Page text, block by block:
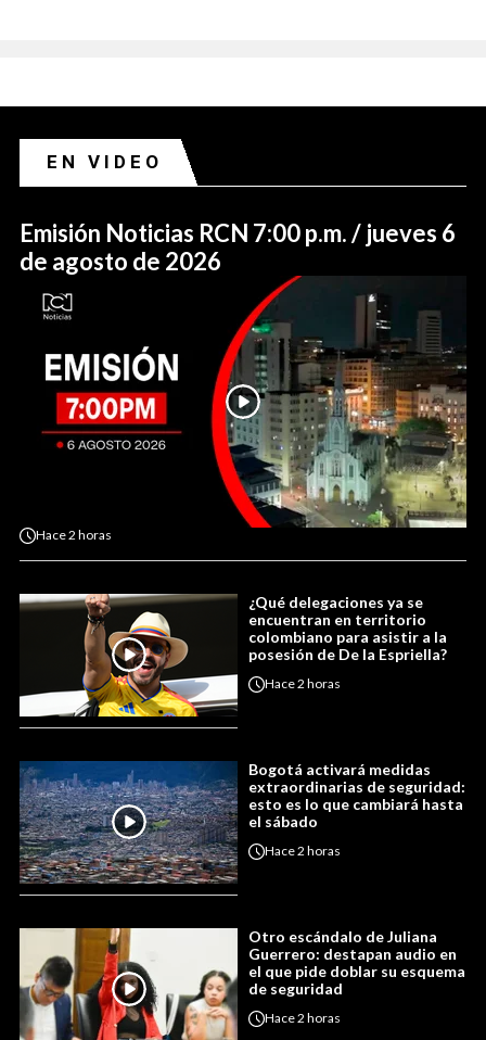
EN VIDEO
Emisión Noticias RCN 7:00 p.m. / jueves 6
de agosto de 2026
Hace2 horas
¿Qué delegaciones ya se
encuentran en territorio
colombiano para asistir a la
posesión de De la Espriella?
Hace2 horas
Bogotá activará medidas
extraordinarias de seguridad:
esto es lo que cambiará hasta
el sábado
Hace2 horas
Otro escándalo de Juliana
Guerrero: destapan audio en
el que pide doblar su esquema
de seguridad
Hace2 horas